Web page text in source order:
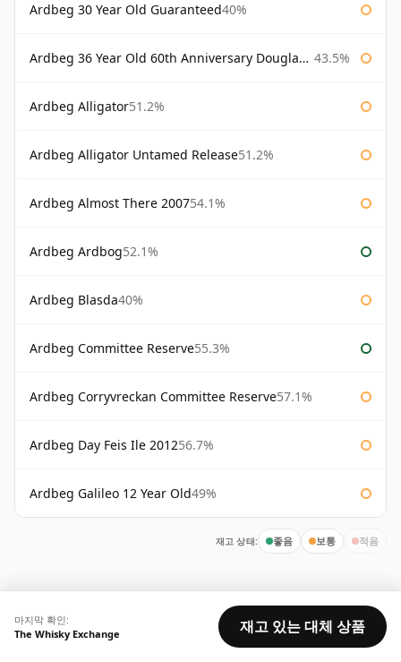
Ardbeg 30 Year Old Guaranteed40%
Ardbeg 36 Year Old 60th Anniversary Douglas Laing 43.5%
Ardbeg Alligator51.2%
Ardbeg Alligator Untamed Release51.2%
Ardbeg Almost There 200754.1%
Ardbeg Ardbog52.1%
Ardbeg Blasda40%
Ardbeg Committee Reserve55.3%
Ardbeg Corryvreckan Committee Reserve57.1%
Ardbeg Day Feis Ile 201256.7%
Ardbeg Galileo 12 Year Old49%
재고 상태: 좋음 보통 적음
마지막 확인:
The Whisky Exchange
재고 있는 대체 상품